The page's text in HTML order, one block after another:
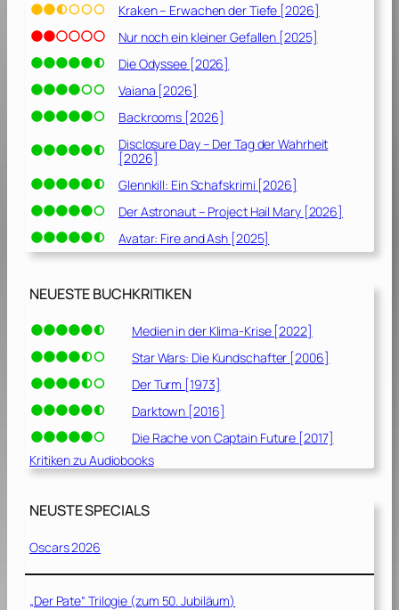
Kraken – Erwachen der Tiefe [2026]
Nur noch ein kleiner Gefallen [2025]
Die Odyssee [2026]
Vaiana [2026]
Backrooms [2026]
Disclosure Day – Der Tag der Wahrheit
[2026]
Glennkill: Ein Schafskrimi [2026]
Der Astronaut – Project Hail Mary [2026]
Avatar: Fire and Ash [2025]
NEUESTE BUCHKRITIKEN
Medien in der Klima-Krise [2022]
Star Wars: Die Kundschafter [2006]
Der Turm [1973]
Darktown [2016]
Die Rache von Captain Future [2017]
Kritiken zu Audiobooks
NEUSTE SPECIALS
Oscars 2026
„Der Pate“ Trilogie (zum 50. Jubiläum)